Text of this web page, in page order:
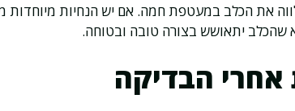
את הכלב במעטפת חמה. אם יש הנחיות מיוחדות
שהכלב יתאושש בצורה טובה ובטוחה.
אחרי הבדיקה